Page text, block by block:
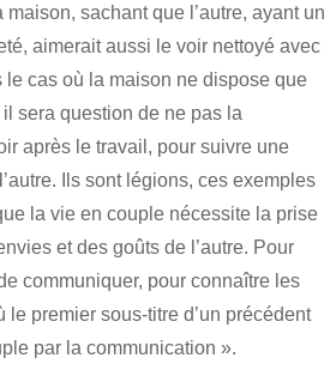
sachant que l’autre, ayant un
aimerait aussi le voir nettoyé avec
le cas où la maison ne dispose que
sera question de ne pas la
après le travail, pour suivre une
Ils sont légions, ces exemples
la vie en couple nécessite la prise
et des goûts de l’autre. Pour
communiquer, pour connaître les
le premier sous-titre d’un précédent
par la communication ».